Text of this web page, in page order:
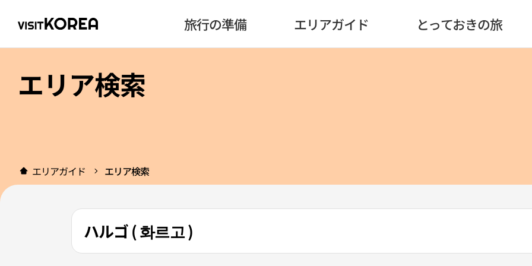
旅行の準備 エリアガイド とっておきの旅
エリア検索
エリアガイド エリア検索
ハルゴ ( 화르고 )